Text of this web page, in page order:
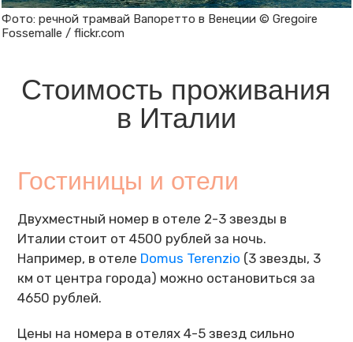
Фото: речной трамвай Вапоретто в Венеции © Gregoire
Fossemalle / flickr.com
Стоимость проживания
в Италии
Гостиницы и отели
Двухместный номер в отеле 2-3 звезды в
Италии стоит от 4500 рублей за ночь.
Например, в отеле Domus Terenzio (3 звезды, 3
км от центра города) можно остановиться за
4650 рублей.
Цены на номера в отелях 4-5 звезд сильно